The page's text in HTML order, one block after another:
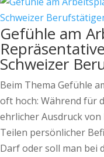
Gefühle am
Schweizer
Beim Thema Gefühle
oft hoch: Während für
ehrlicher Ausdruck
Teilen persönlicher
Darf oder soll man bei